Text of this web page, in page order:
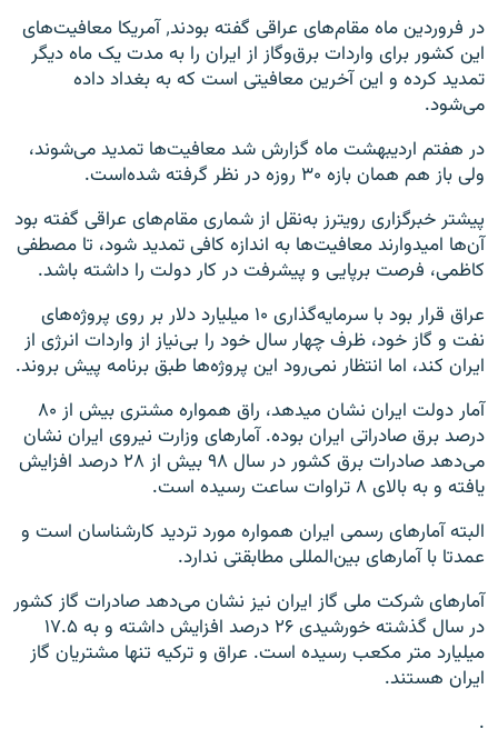
در فروردین ماه مقام‌های عراقی گفته بودند٬ آمریکا معافیت‌های
این کشور برای واردات برق‌وگاز از ایران را به مدت یک ماه دیگر
تمدید کرده و این آخرین معافیتی است که به بغداد داده
می‌شود.
در هفتم اردیبهشت ماه گزارش شد معافیت‌ها تمدید می‌شوند،
ولی باز هم همان بازه ۳۰ روزه در نظر گرفته شده‌است.
پیشتر خبرگزاری رویترز به‌نقل از شماری مقام‌های عراقی گفته بود
آن‌ها امیدوارند معافیت‌ها به اندازه کافی تمدید شود، تا مصطفی
کاظمی، فرصت برپایی و پیشرفت در کار دولت را داشته باشد.
عراق قرار بود با سرمایه‌گذاری ۱۰ میلیارد دلار بر روی پروژه‌های
نفت و گاز خود، ظرف چهار سال خود را بی‌نیاز از واردات انرژی از
ایران کند، اما انتظار نمی‌رود این پروژه‌ها طبق برنامه پیش بروند.
آمار دولت ایران نشان میدهد، راق همواره مشتری بیش از ۸۰
درصد برق صادراتی ایران بوده. آمارهای وزارت نیروی ایران نشان
می‌دهد صادرات برق کشور در سال ۹۸ بیش از ۲۸ درصد افزایش
یافته و به بالای ۸ تراوات ساعت رسیده است.
البته آمارهای رسمی ایران همواره مورد تردید کارشناسان است و
عمدتا با آمارهای بین‌المللی مطابقتی ندارد.
آمارهای شرکت ملی گاز ایران نیز نشان می‌دهد صادرات گاز کشور
در سال گذشته خورشیدی ۲۶ درصد افزایش داشته و به ۱۷.۵
میلیارد متر مکعب رسیده است. عراق و ترکیه تنها مشتریان گاز
ایران هستند.
.